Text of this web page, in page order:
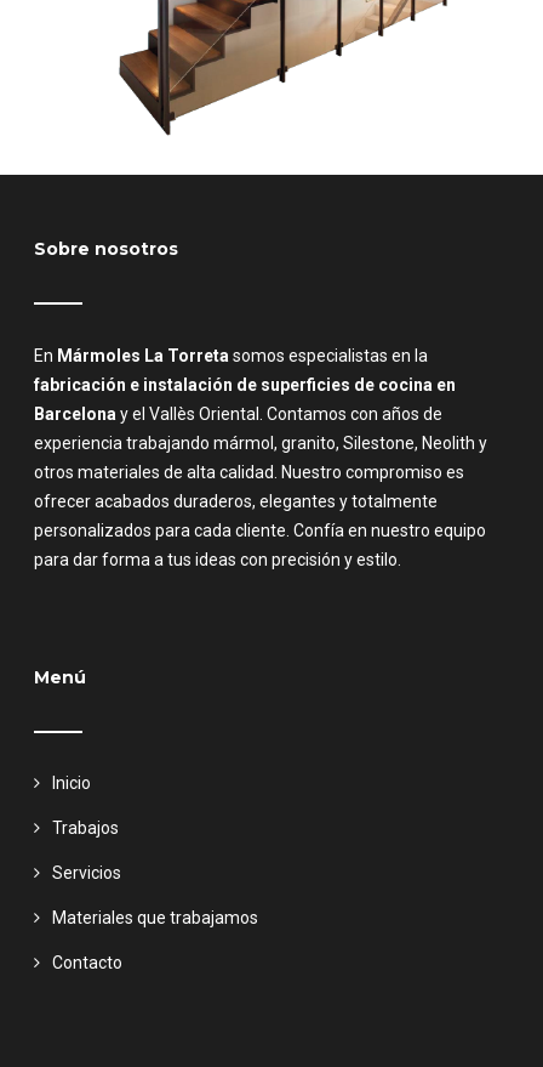
Sobre nosotros
En Mármoles La Torreta somos especialistas en la
fabricación e instalación de superficies de cocina en
Barcelona y el Vallès Oriental. Contamos con años de
experiencia trabajando mármol, granito, Silestone, Neolith y
otros materiales de alta calidad. Nuestro compromiso es
ofrecer acabados duraderos, elegantes y totalmente
personalizados para cada cliente. Confía en nuestro equipo
para dar forma a tus ideas con precisión y estilo.
Menú
Inicio
Trabajos
Servicios
Materiales que trabajamos
Contacto